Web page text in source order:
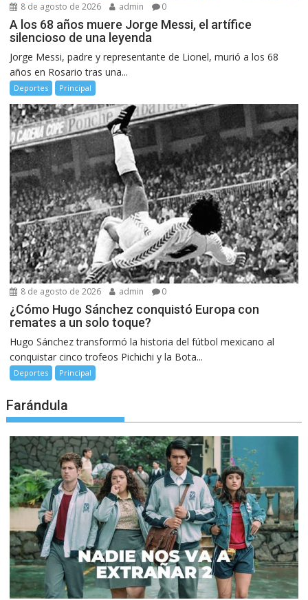
8 de agosto de 2026 admin 0
A los 68 años muere Jorge Messi, el artífice
silencioso de una leyenda
Jorge Messi, padre y representante de Lionel, murió a los 68
años en Rosario tras una...
Deportes Principal
8 de agosto de 2026 admin 0
¿Cómo Hugo Sánchez conquistó Europa con
remates a un solo toque?
Hugo Sánchez transformó la historia del fútbol mexicano al
conquistar cinco trofeos Pichichi y la Bota...
Deportes Principal
Farándula